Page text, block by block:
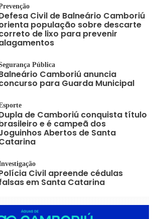
Civil de Balneário Camboriú
população sobre descarte
de lixo para prevenir
Pública
Camboriú anuncia
para Guarda Municipal
de Camboriú conquista título
e é campeã dos
Abertos de Santa
Civil apreende cédulas
em Santa Catarina